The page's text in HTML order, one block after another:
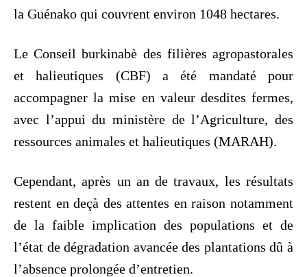
la Guénako qui couvrent environ 1048 hectares.
Le Conseil burkinabè des filières agropastorales
et halieutiques (CBF) a été mandaté pour
accompagner la mise en valeur desdites fermes,
avec l’appui du ministère de l’Agriculture, des
ressources animales et halieutiques (MARAH).
Cependant, après un an de travaux, les résultats
restent en deçà des attentes en raison notamment
de la faible implication des populations et de
l’état de dégradation avancée des plantations dû à
l’absence prolongée d’entretien.